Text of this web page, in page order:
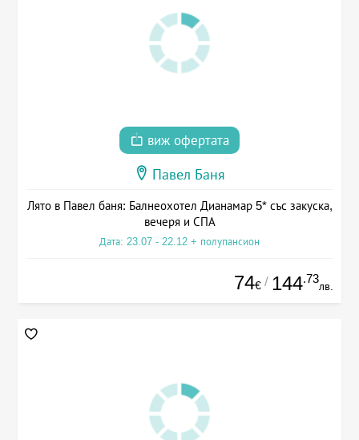
виж офертата
Павел Баня
Лято в Павел баня: Балнеохотел Дианамар 5* със закуска,
вечеря и СПА
Дата: 23.07 - 22.12 + полупансион
74€ / 144.73
лв.